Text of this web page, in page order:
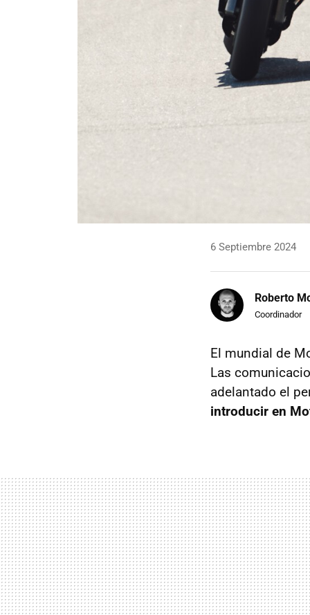
6 Septiembre 2024
Roberto
Coordinador
El mundial de
Las
adelantado el
introducir en